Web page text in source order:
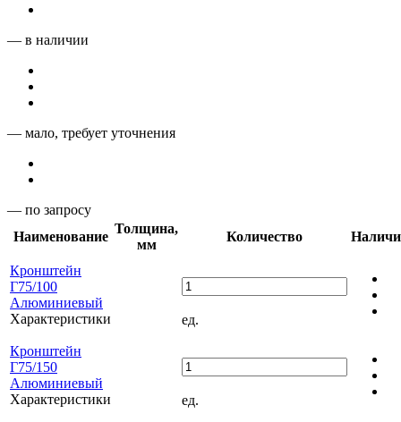
— в наличии
— мало, требует уточнения
— по запросу
Наименование
Толщина,
мм
Количество
Кронштейн
Г75/100
Алюминиевый
Характеристики
ед.
Кронштейн
Г75/150
Алюминиевый
Характеристики
ед.